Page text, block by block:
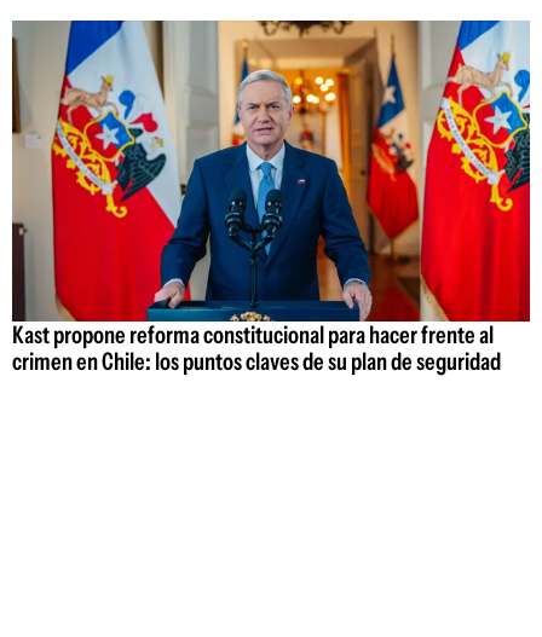
Kast propone reforma constitucional para hacer frente al
crimen en Chile: los puntos claves de su plan de seguridad